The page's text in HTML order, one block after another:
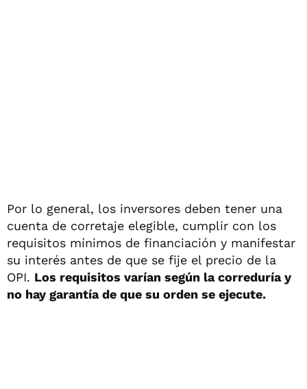
Por lo general, los inversores deben tener una
cuenta de corretaje elegible, cumplir con los
requisitos mínimos de financiación y manifestar
su interés antes de que se fije el precio de la
OPI. Los requisitos varían según la correduría y
no hay garantía de que su orden se ejecute.